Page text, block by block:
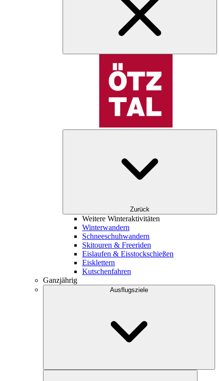
Zurück
Weitere Winteraktivitäten
Winterwandern
Schneeschuhwandern
Skitouren & Freeriden
Eislaufen & Eisstockschießen
Eisklettern
Kutschenfahren
Ganzjährig
Ausflugsziele